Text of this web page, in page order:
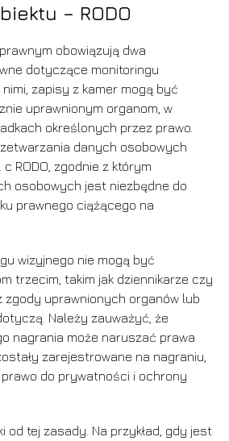
– RODO
obowiązują dwa
dotyczące monitoringu
zapisy z kamer mogą być
uprawnionym organom, w
określonych przez prawo.
danych osobowych
RODO, zgodnie z którym
osobowych jest niezbędne do
prawnego ciążącego na
wizyjnego nie mogą być
trzecim, takim jak dziennikarze czy
zgody uprawnionych organów lub
Należy zauważyć, że
nagrania może naruszać prawa
zarejestrowane na nagraniu,
do prywatności i ochrony
od tej zasady. Na przykład, gdy jest